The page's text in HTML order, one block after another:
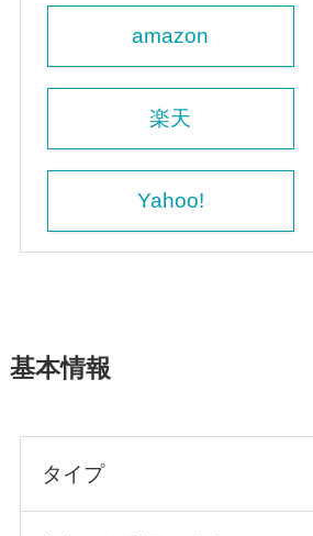
amazon
楽天
Yahoo!
基本情報
タイプ